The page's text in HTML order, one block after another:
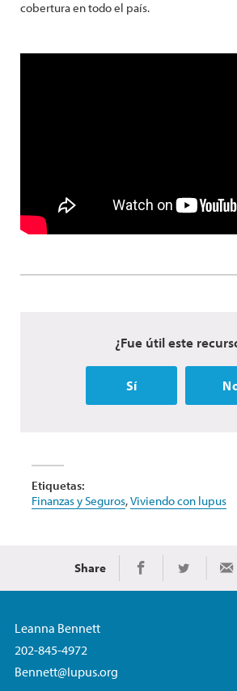
cobertura en todo el país.
¿Fue útil este
Sí
Etiquetas:
Finanzas y Seguros,Viviendo con lupus
Share Share onShare on
Leanna Bennett
202-845-4972
Bennett@lupus.org